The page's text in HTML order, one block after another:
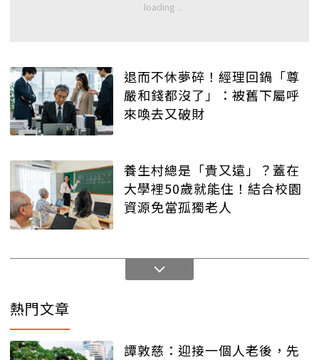
退而不休夢碎！經理回鍋「尊
嚴和錢都沒了」：被舊下屬呼
來喚去又破財
養生村總是「貴又遠」？蓋在
大學裡50歲就能住！結合校園
資源免當孤獨老人
熱門文章
譚敦慈：迎接一個人老後，先